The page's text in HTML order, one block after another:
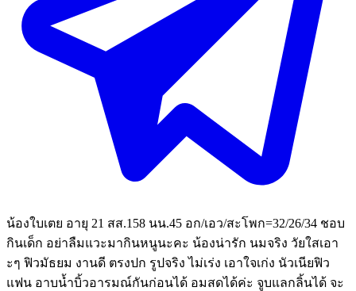
น้องใบเตย อายุ 21 สส.158 นน.45 อก/เอว/สะโพก=32/26/34 ชอบ
กินเด็ก อย่าลืมแวะมากินหนูนะคะ น้องน่ารัก นมจริง วัยใสเอา
ะๆ ฟิวมัธยม งานดี ตรงปก รูปจริง ไม่เร่ง เอาใจเก่ง นัวเนียฟิว
แฟน อาบน้ำบิ้วอารมณ์กันก่อนได้ อมสดได้ค่ะ จูบแลกลิ้นได้ จะ